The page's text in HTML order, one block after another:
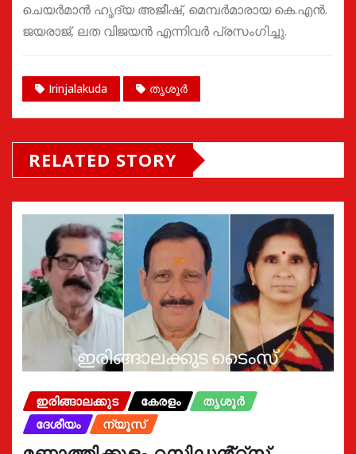
ചെയർമാൻ ഹൃദ്യ അജീഷ്, മെമ്പർമാരായ കെ.എൻ.
ജയരാജ്, ലത വിജയൻ എന്നിവർ പ്രസംഗിച്ചു.
Irinjalakuda തൃശൂർ
RELATED STORY
ഇരിങ്ങാലക്കുട കേരളം
തൃശൂർ
ദേശീയം
ന്യൂസ്